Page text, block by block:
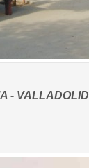
- VALLADOLID